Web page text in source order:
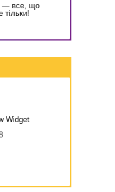
— все, що
тільки!